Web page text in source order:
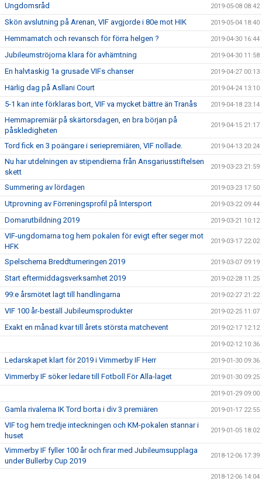
Ungdomsråd 2019-05-08 08:42
Skön avslutning på Arenan, VIF avgjorde i 80e mot HIK 2019-05-04 18:40
Hemmamatch och revansch för förra helgen ? 2019-04-30 16:44
Jubileumströjorna klara för avhämtning 2019-04-30 11:58
En halvtaskig 1a grusade VIFs chanser 2019-04-27 00:13
Härlig dag på Asllani Court 2019-04-24 13:10
5-1 kan inte förklaras bort, VIF va mycket bättre än Tranås 2019-04-18 23:14
Hemmapremiär på skärtorsdagen, en bra början på
påskledigheten
2019-04-15 21:17
Tord fick en 3 poängare i seriepremiären, VIF nollade. 2019-04-13 20:24
Nu har utdelningen av stipendierna från Ansgariusstiftelsen
skett
2019-03-23 21:59
Summering av lördagen 2019-03-23 17:50
Utprovning av Förreningsprofil på Intersport 2019-03-22 09:44
Domarutbildning 2019 2019-03-21 10:12
VIF-ungdomarna tog hem pokalen för evigt efter seger mot
HFK
2019-03-17 22:02
Spelschema Breddturneringen 2019 2019-03-07 09:19
Start eftermiddagsverksamhet 2019 2019-02-28 11:25
99:e årsmötet lagt till handlingarna 2019-02-27 21:22
VIF 100 år-beställ Jubileumsprodukter 2019-02-25 11:07
Exakt en månad kvar till årets största matchevent 2019-02-17 12:12
2019-02-12 10:36
Ledarskapet klart för 2019 i Vimmerby IF Herr 2019-01-30 09:36
Vimmerby IF söker ledare till Fotboll För Alla-laget 2019-01-30 09:25
2019-01-29 09:00
Gamla rivalerna IK Tord borta i div 3 premiären 2019-01-17 22:55
VIF tog hem tredje inteckningen och KM-pokalen stannar i
huset
2019-01-05 18:02
Vimmerby IF fyller 100 år och firar med Jubileumsupplaga
under Bullerby Cup 2019
2018-12-06 17:39
2018-12-06 14:04